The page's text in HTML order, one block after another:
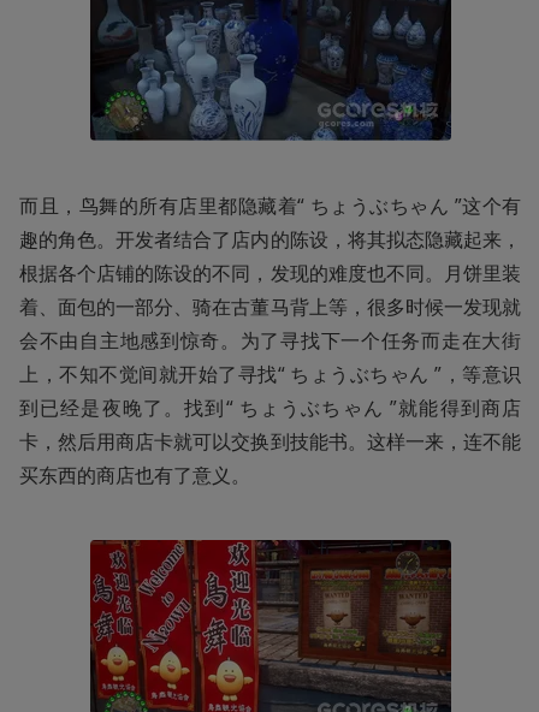
而且，鸟舞的所有店里都隐藏着“ ちょうぶちゃん ”这个有
趣的角色。开发者结合了店内的陈设，将其拟态隐藏起来，
根据各个店铺的陈设的不同，发现的难度也不同。月饼里装
着、面包的一部分、骑在古董马背上等，很多时候一发现就
会不由自主地感到惊奇。为了寻找下一个任务而走在大街
上，不知不觉间就开始了寻找“ ちょうぶちゃん ”，等意识
到已经是夜晚了。找到“ ちょうぶちゃん ”就能得到商店
卡，然后用商店卡就可以交换到技能书。这样一来，连不能
买东西的商店也有了意义。